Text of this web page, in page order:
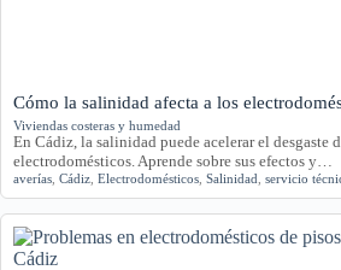
Cómo la salinidad afecta a los
Viviendas costeras y humedad
En Cádiz, la salinidad puede acelerar el desgaste
electrodomésticos. Aprende sobre sus efectos y…
averías Cádiz Electrodomésticos Salinidad servicio